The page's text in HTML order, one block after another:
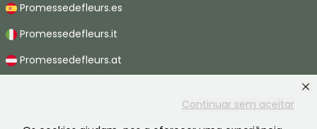
Continuar sem aceitar
Promessedefleurs.es
Promessedefleurs.it
Promessedefleurs.at